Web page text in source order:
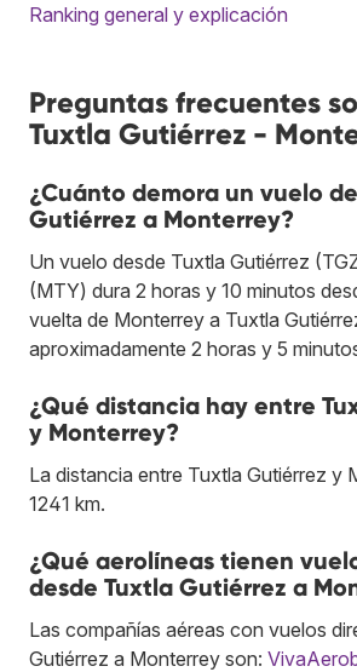
Ranking general y explicación
Preguntas frecuentes
Tuxtla Gutiérrez -
¿Cuánto demora un vuelo
Gutiérrez a Monterrey?
Un vuelo desde Tuxtla Gutiérrez
(MTY) dura 2 horas y 10 minutos
vuelta de Monterrey a Tuxtla
aproximadamente 2 horas y 5
¿Qué distancia hay entre
y Monterrey?
La distancia entre Tuxtla Gutiérrez y
1241 km.
¿Qué aerolíneas tienen
desde Tuxtla Gutiérrez a
Las compañías aéreas con vuelos
Gutiérrez a Monterrey son: